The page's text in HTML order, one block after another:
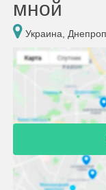
мной
Украина,